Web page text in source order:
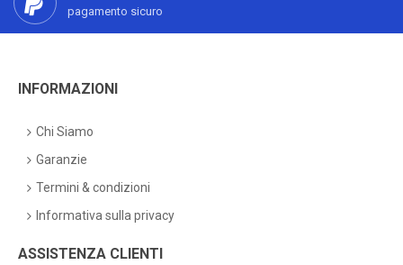
pagamento sicuro
INFORMAZIONI
Chi Siamo
Garanzie
Termini & condizioni
Informativa sulla privacy
ASSISTENZA CLIENTI